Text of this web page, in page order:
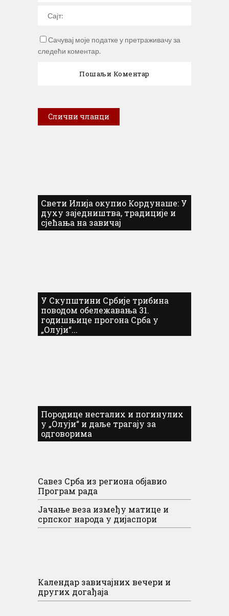
Сачувај моје податке у претраживачу за
следећи коментар.
Слични чланци
Свети Илија окупио Кордунаше: У
духу заједништва, традиције и
сјећања на завичај
У Скупштини Србије трибина
поводом обележавања 31.
годишњице прогона Срба у
„Олуји“...
Породице несталих и погинулих
у „Олуји“ и даље трагају за
одговорима
Савез Срба из региона објавио
Програм рада
Јачање веза између матице и
српског народа у дијаспори
Календар завичајних вечери и
других догађаја